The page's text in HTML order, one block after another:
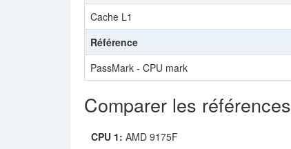
Cache L1
Référence
PassMark - CPU mark
Comparer les références
CPU 1: AMD 9175F